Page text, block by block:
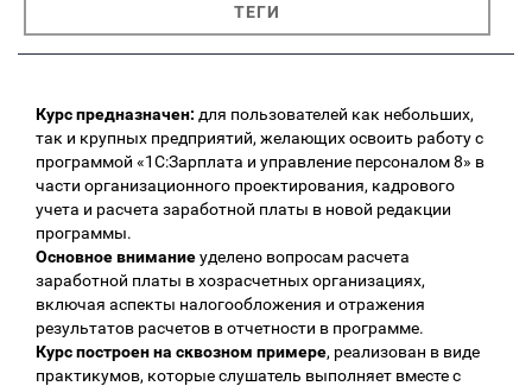
ТЕГИ
Курс предназначен: для пользователей как небольших,
так и крупных предприятий, желающих освоить работу с
программой «1С:Зарплата и управление персоналом 8» в
части организационного проектирования, кадрового
учета и расчета заработной платы в новой редакции
программы.
Основное вниманиеуделено вопросам расчета
заработной платы в хозрасчетных организациях,
включая аспекты налогообложения и отражения
результатов расчетов в отчетности в программе.
Курс построен на сквозном примере, реализован в виде
практикумов, которые слушатель выполняет вместе с